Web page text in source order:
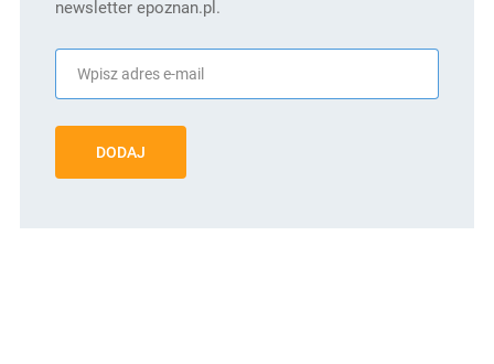
newsletter epoznan.pl.
DODAJ